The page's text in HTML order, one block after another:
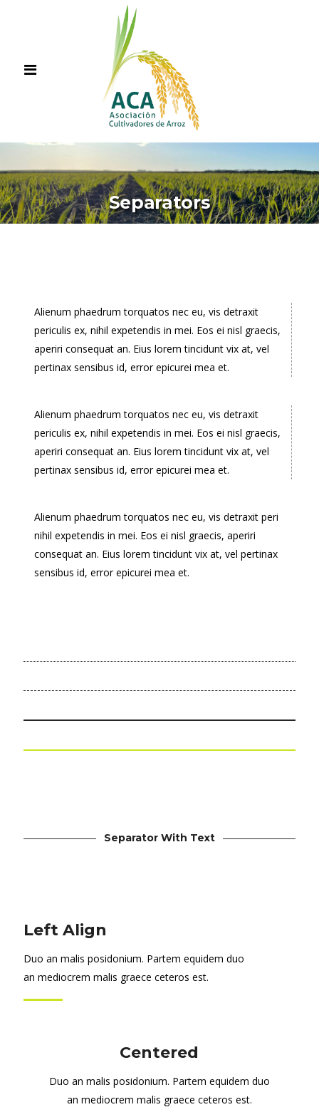
Separators
Alienum phaedrum torquatos nec eu, vis detraxit
periculis ex, nihil expetendis in mei. Eos ei nisl graecis,
aperiri consequat an. Eius lorem tincidunt vix at, vel
pertinax sensibus id, error epicurei mea et.
Alienum phaedrum torquatos nec eu, vis detraxit
periculis ex, nihil expetendis in mei. Eos ei nisl graecis,
aperiri consequat an. Eius lorem tincidunt vix at, vel
pertinax sensibus id, error epicurei mea et.
Alienum phaedrum torquatos nec eu, vis detraxit peri
nihil expetendis in mei. Eos ei nisl graecis, aperiri
consequat an. Eius lorem tincidunt vix at, vel pertinax
sensibus id, error epicurei mea et.
Separator With Text
Left Align
Duo an malis posidonium. Partem equidem duo
an mediocrem malis graece ceteros est.
Centered
Duo an malis posidonium. Partem equidem duo
an mediocrem malis graece ceteros est.